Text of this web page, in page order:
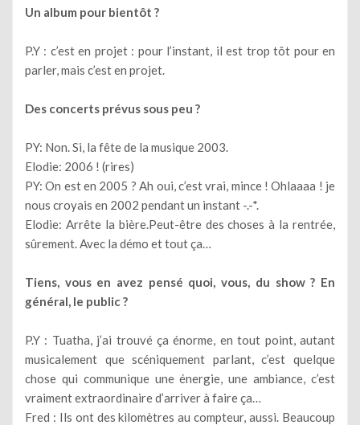
Un album pour bientôt ?
P.Y : c’est en projet : pour l’instant, il est trop tôt pour en
parler, mais c’est en projet.
Des concerts prévus sous peu ?
PY: Non. Si, la fête de la musique 2003.
Elodie: 2006 ! (rires)
PY: On est en 2005 ? Ah oui, c’est vrai, mince ! Ohlaaaa ! je
nous croyais en 2002 pendant un instant -.-*.
Elodie: Arrête la bière.Peut-être des choses à la rentrée,
sûrement. Avec la démo et tout ça…
Tiens, vous en avez pensé quoi, vous, du show ? En
général, le public ?
P.Y : Tuatha, j’ai trouvé ça énorme, en tout point, autant
musicalement que scéniquement parlant, c’est quelque
chose qui communique une énergie, une ambiance, c’est
vraiment extraordinaire d’arriver à faire ça…
Fred : Ils ont des kilomètres au compteur, aussi. Beaucoup